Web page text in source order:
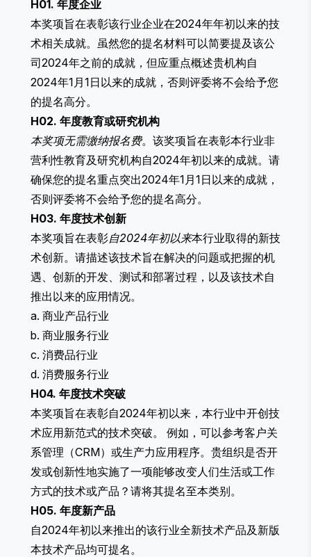
H01. 年度企业
本奖项旨在表彰该行业企业在2024年年初以来的技
术相关成就。虽然您的提名材料可以简要提及该公
司2024年之前的成就，但应重点概述贵机构自
2024年1月1日以来的成就，否则评委将不会给予您
的提名高分。
H02. 年度教育或研究机构
本奖项无需缴纳报名费。该奖项旨在表彰本行业非
营利性教育及研究机构自2024年初以来的成就。请
确保您的提名重点突出2024年1月1日以来的成就，
否则评委将不会给予您的提名高分。
H03. 年度技术创新
本奖项旨在表彰自2024年初以来本行业取得的新技
术创新。请描述该技术旨在解决的问题或把握的机
遇、创新的开发、测试和部署过程，以及该技术自
推出以来的应用情况。
a. 商业产品行业
b. 商业服务行业
c. 消费品行业
d. 消费服务行业
H04. 年度技术突破
本奖项旨在表彰自2024年初以来，本行业中开创技
术应用新范式的技术突破。 例如，可以参考客户关
系管理（CRM）或生产力应用程序。贵组织是否开
发或创新性地实施了一项能够改变人们生活或工作
方式的技术或产品？请将其提名至本类别。
H05. 年度新产品
自2024年初以来推出的该行业全新技术产品及新版
本技术产品均可提名。